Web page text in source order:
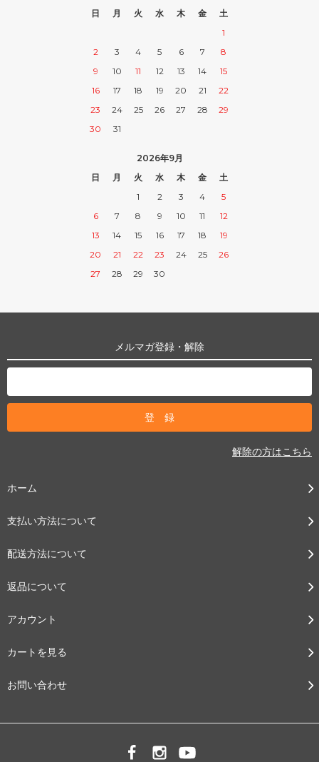
日
月 火 水 木 金
土
1
2
3 4 5 6 7
8
9
10 11 12 13 14
15
16
17 18 19 20 21
22
23
24 25 26 27 28
29
30
31
2026年9月
日
月 火 水 木 金
土
1
2 3 4
5
6
7 8 9 10 11
12
13
14 15 16 17 18
19
20
21 22 23 24 25
26
27
28 29 30
メルマガ登録・解除
解除の方はこちら
ホーム
支払い方法について
配送方法について
返品について
アカウント
カートを見る
お問い合わせ